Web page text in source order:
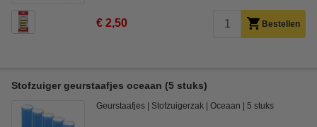
€ 2,50 Bestellen
Stofzuiger geurstaafjes oceaan (5 stuks)
Geurstaafjes Stofzuigerzak Oceaan 5 stuks